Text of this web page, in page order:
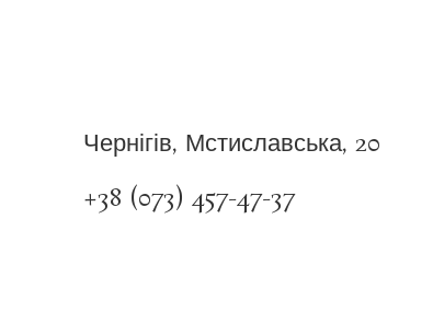
Чернігів, Мстиславська, 20
+38 (073) 457-47-37